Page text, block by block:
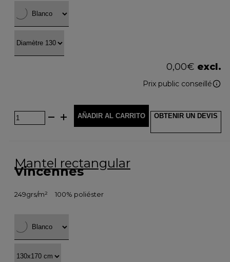
0,00€ excl.
Prix public conseillé
AÑADIR AL CARRITO OBTENIR UN DEVIS
Mantel rectangular
Vincennes
249grs/m² 100% poliéster